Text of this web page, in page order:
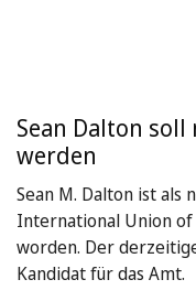
Sean Dalton
werden
Sean M. Dalton ist als
International Union
worden. Der
Kandidat für das Amt.